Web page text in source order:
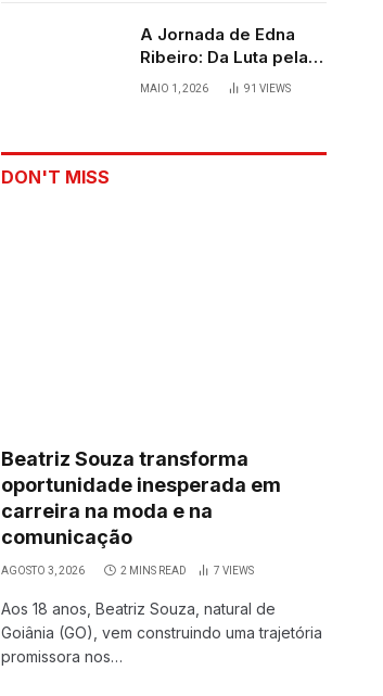
A Jornada de Edna
Ribeiro: Da Luta pela
Sobrevivência ao
MAIO 1, 2026 91 VIEWS
DON'T MISS
Beatriz Souza transforma
oportunidade inesperada em
carreira na moda e na
comunicação
AGOSTO 3, 2026 2 MINS READ 7 VIEWS
Aos 18 anos, Beatriz Souza, natural de
Goiânia (GO), vem construindo uma trajetória
promissora nos…